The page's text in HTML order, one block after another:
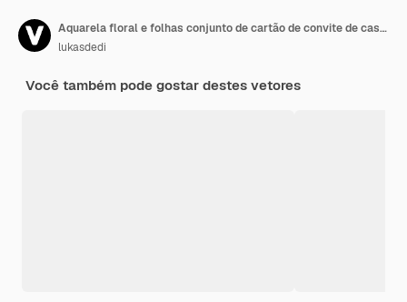
Aquarela floral e folhas conjunto de cartão de convite de casamento
lukasdedi
Você também pode gostar destes vetores